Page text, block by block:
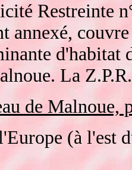
Restreinte
annexé,
La
de Malnoue,
(à l'est